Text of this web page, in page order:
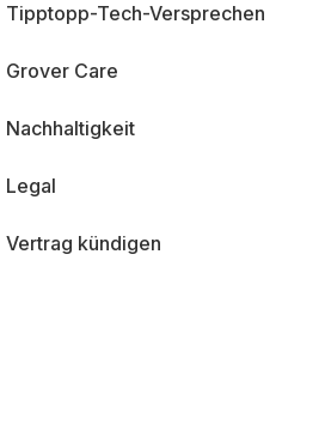
Tipptopp-Tech-Versprechen
Grover Care
Nachhaltigkeit
Legal
Vertrag kündigen